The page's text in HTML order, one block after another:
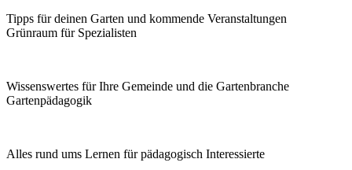
Tipps für deinen Garten und kommende Veranstaltungen
Grünraum für Spezialisten
Wissenswertes für Ihre Gemeinde und die Gartenbranche
Garten­pädagogik
Alles rund ums Lernen für pädagogisch Interessierte